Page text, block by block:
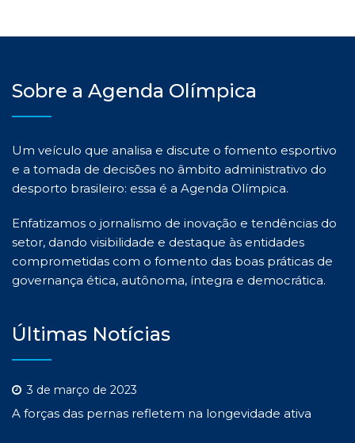
Sobre a Agenda Olímpica
Um veículo que analisa e discute o fomento esportivo
e a tomada de decisões no âmbito administrativo do
desporto brasileiro: essa é a Agenda Olímpica.
Enfatizamos o jornalismo de inovação e tendências do
setor, dando visibilidade e destaque às entidades
comprometidas com o fomento das boas práticas de
governança ética, autônoma, íntegra e democrática.
Últimas Notícias
3 de março de 2023
A forças das pernas refletem na longevidade ativa